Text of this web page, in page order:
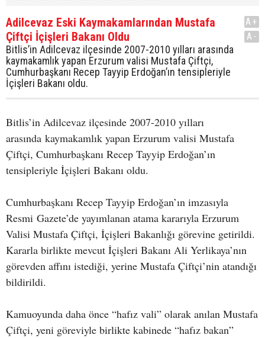
Adilcevaz Eski Kaymakamlarından Mustafa
Çiftçi İçişleri Bakanı Oldu
Bitlis’in Adilcevaz ilçesinde 2007-2010 yılları arasında
kaymakamlık yapan Erzurum valisi Mustafa Çiftçi,
Cumhurbaşkanı Recep Tayyip Erdoğan’ın tensipleriyle
İçişleri Bakanı oldu.
A+
A-
Bitlis’in Adilcevaz ilçesinde 2007-2010 yılları
arasında kaymakamlık yapan Erzurum valisi Mustafa
Çiftçi, Cumhurbaşkanı Recep Tayyip Erdoğan’ın
tensipleriyle İçişleri Bakanı oldu.
Cumhurbaşkanı Recep Tayyip Erdoğan’ın imzasıyla
Resmi Gazete’de yayımlanan atama kararıyla Erzurum
Valisi Mustafa Çiftçi, İçişleri Bakanlığı görevine getirildi.
Kararla birlikte mevcut İçişleri Bakanı Ali Yerlikaya’nın
görevden affını istediği, yerine Mustafa Çiftçi’nin atandığı
bildirildi.
Kamuoyunda daha önce “hafız vali” olarak anılan Mustafa
Çiftçi, yeni göreviyle birlikte kabinede “hafız bakan”